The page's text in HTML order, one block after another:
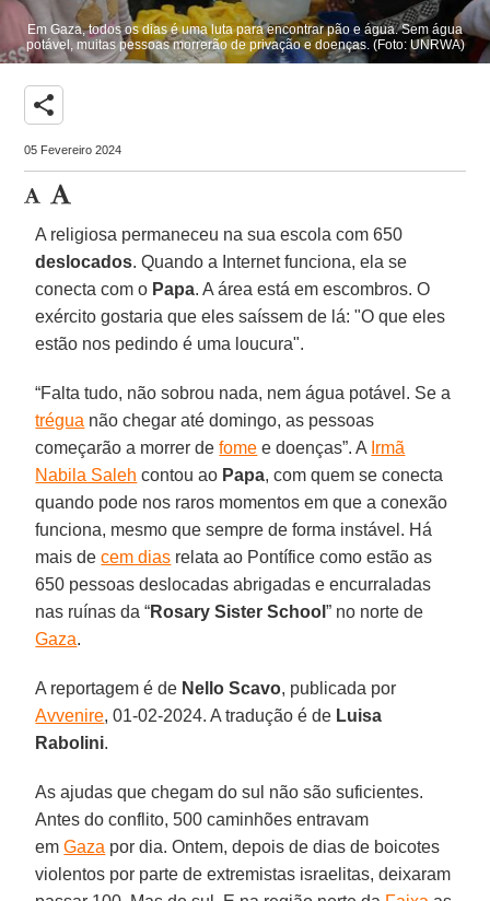
Em Gaza, todos os dias é uma luta para encontrar pão e água. Sem água
potável, muitas pessoas morrerão de privação e doenças. (Foto: UNRWA)
share
05 Fevereiro 2024
A religiosa permaneceu na sua escola com 650
deslocados. Quando a Internet funciona, ela se
conecta com o Papa. A área está em escombros. O
exército gostaria que eles saíssem de lá: "O que eles
estão nos pedindo é uma loucura".
“Falta tudo, não sobrou nada, nem água potável. Se a
trégua não chegar até domingo, as pessoas
começarão a morrer defome e doenças”. A Irmã
Nabila Saleh contou ao Papa, com quem se conecta
quando pode nos raros momentos em que a conexão
funciona, mesmo que sempre de forma instável. Há
mais decem dias relata ao Pontífice como estão as
650 pessoas deslocadas abrigadas e encurraladas
nas ruínas da “Rosary Sister School” no norte de
Gaza.
A reportagem é de Nello Scavo, publicada por
Avvenire, 01-02-2024. A tradução é de Luisa
Rabolini.
As ajudas que chegam do sul não são suficientes.
Antes do conflito, 500 caminhões entravam
emGaza por dia. Ontem, depois de dias de boicotes
violentos por parte de extremistas israelitas, deixaram